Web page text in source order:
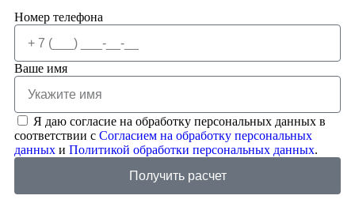
Номер телефона
Ваше имя
Я даю согласие на обработку персональных данных в
соответствии с Согласием на обработку персональных
данных и Политикой обработки персональных данных.
Получить расчет